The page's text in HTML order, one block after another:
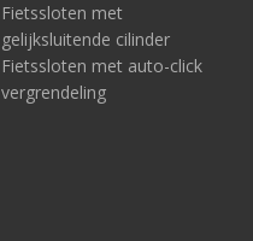
Fietssloten met
gelijksluitende cilinder
Fietssloten met auto-click
vergrendeling